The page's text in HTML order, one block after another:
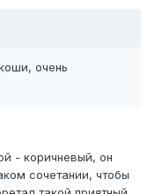
очень
- коричневый, он
сочетании, чтобы